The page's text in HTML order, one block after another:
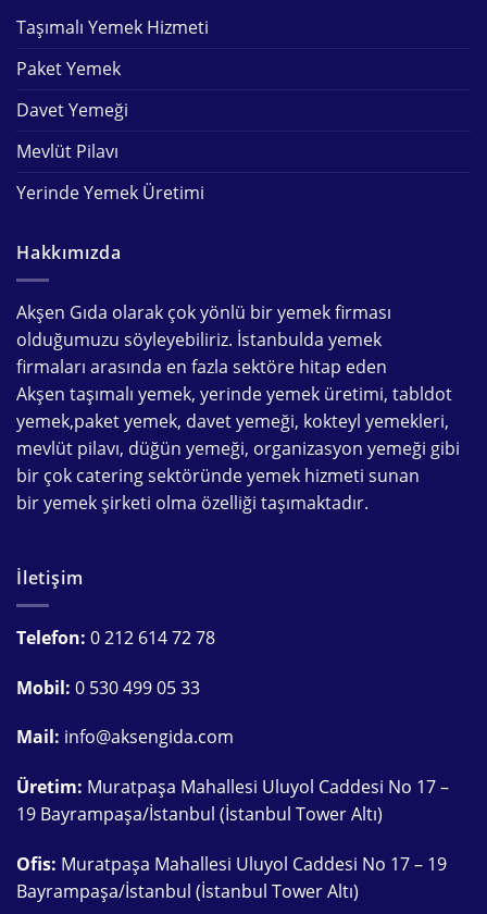
Taşımalı Yemek Hizmeti
Paket Yemek
Davet Yemeği
Mevlüt Pilavı
Yerinde Yemek Üretimi
Hakkımızda
Akşen Gıda olarak çok yönlü biryemek firması
olduğumuzu söyleyebiliriz. İstanbulda yemek
firmaları arasında en fazla sektöre hitap eden
Akşen taşımalı yemek, yerinde yemek üretimi, tabldot
yemek,paket yemek, davet yemeği, kokteyl yemekleri,
mevlüt pilavı, düğün yemeği, organizasyon yemeği gibi
bir çok cateringsektöründeyemek hizmeti sunan
biryemek şirketi olma özelliği taşımaktadır.
İletişim
Telefon: 0 212 614 72 78
Mobil: 0 530 499 05 33
Mail: info@aksengida.com
Üretim: Muratpaşa Mahallesi Uluyol Caddesi No 17 –
19 Bayrampaşa/İstanbul (İstanbul Tower Altı)
Ofis: Muratpaşa Mahallesi Uluyol Caddesi No 17 – 19
Bayrampaşa/İstanbul (İstanbul Tower Altı)